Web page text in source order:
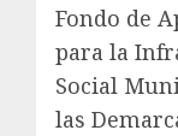
Fondo de
para la
Social
las